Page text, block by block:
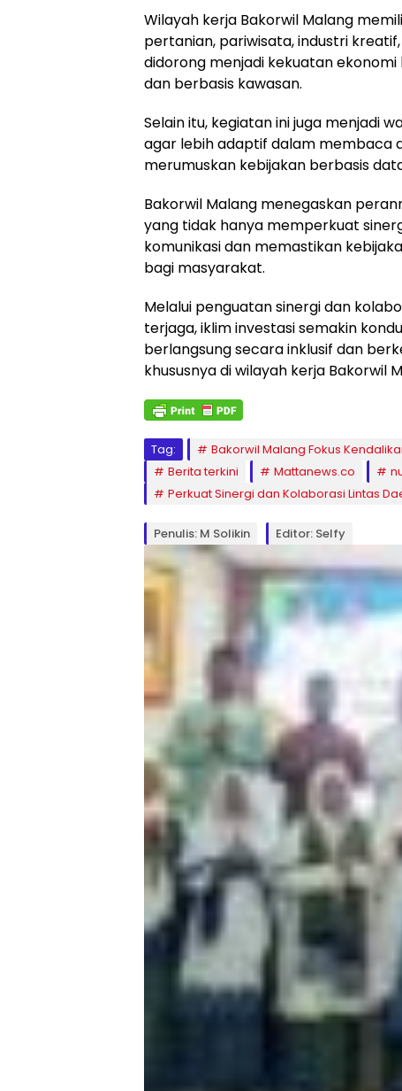
Wilayah kerja Bakorwil Malang
pertanian, pariwisata, industri
didorong menjadi kekuatan
dan berbasis kawasan.
Selain itu, kegiatan ini juga menjadi
agar lebih adaptif dalam membaca
merumuskan kebijakan berbasis
Bakorwil Malang menegaskan
yang tidak hanya memperkuat
komunikasi dan memastikan
bagi masyarakat.
Melalui penguatan sinergi dan
terjaga, iklim investasi semakin
berlangsung secara inklusif dan
khususnya di wilayah kerja Bakorwil
Tag: Bakorwil Malang Fokus
Berita terkini
Mattanews.co
Perkuat Sinergi dan Kolaborasi Lintas
Penulis: M Solikin Editor: Selfy